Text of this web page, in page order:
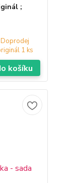
;
Doprodej
1 ks
košíku